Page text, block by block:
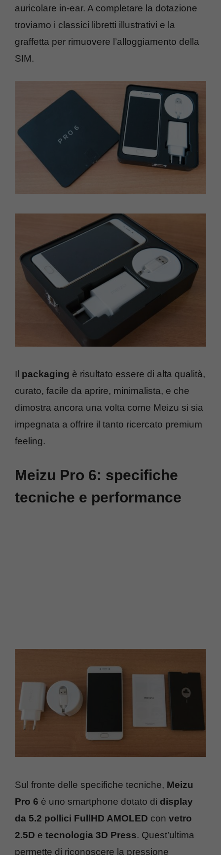
auricolare in-ear. A completare la dotazione
troviamo i classici libretti illustrativi e la
graffetta per rimuovere l’alloggiamento della
SIM.
Il packaging è risultato essere di alta qualità,
curato, facile da aprire, minimalista, e che
dimostra ancora una volta come Meizu si sia
impegnata a offrire il tanto ricercato premium
feeling.
Meizu Pro 6: specifiche
tecniche e performance
Sul fronte delle specifiche tecniche, Meizu
Pro 6 è uno smartphone dotato di display
da 5.2 pollici FullHD AMOLED con vetro
2.5D e tecnologia 3D Press. Quest’ultima
permette di riconoscere la pressione